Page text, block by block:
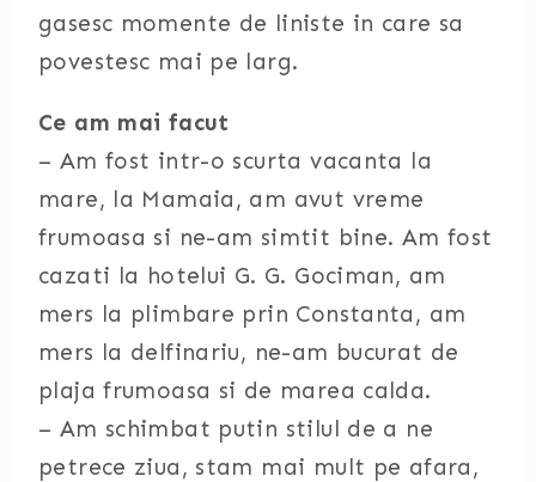
gasesc momente de liniste in care sa
povestesc mai pe larg.
Ce am mai facut
– Am fost intr-o scurta vacanta la
mare, la Mamaia, am avut vreme
frumoasa si ne-am simtit bine. Am fost
cazati la hotelui G. G. Gociman, am
mers la plimbare prin Constanta, am
mers la delfinariu, ne-am bucurat de
plaja frumoasa si de marea calda.
– Am schimbat putin stilul de a ne
petrece ziua, stam mai mult pe afara,